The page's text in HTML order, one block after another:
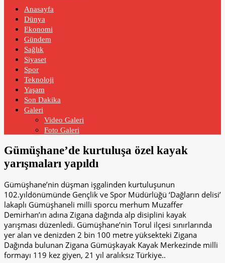
Anasayfa
Dünya
Ekonomi
Gündem
Sağlık
Siyaset
Spor
Teknoloji
Yaşam
Son Dakika
Galeri
Video Galeri
Foto Galeri
Gümüşhane’de kurtuluşa özel kayak
yarışmaları yapıldı
Gümüşhane’nin düşman işgalinden kurtuluşunun
102.yıldönümünde Gençlik ve Spor Müdürlüğü ‘Dağların delisi’
lakaplı Gümüşhaneli milli sporcu merhum Muzaffer
Demirhan’ın adına Zigana dağında alp disiplini kayak
yarışması düzenledi. Gümüşhane’nin Torul ilçesi sınırlarında
yer alan ve denizden 2 bin 100 metre yüksekteki Zigana
Dağında bulunan Zigana Gümüşkayak Kayak Merkezinde milli
formayı 119 kez giyen, 21 yıl aralıksız Türkiye..